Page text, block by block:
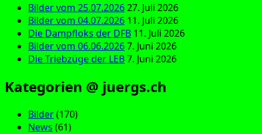
Bilder vom 25.07.202627. Juli 2026
Bilder vom 04.07.2026 11. Juli 2026
Die Dampfloks der DFB 11. Juli 2026
Bilder vom 06.06.20267. Juni 2026
Die Triebzüge der LEB7. Juni 2026
Kategorien @ juergs.ch
Bilder(170)
News (61)